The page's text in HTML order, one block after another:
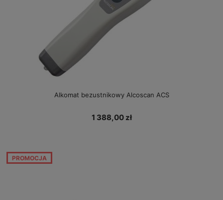
Alkomat bezustnikowy Alcoscan ACS
1 388,00 zł
PROMOCJA